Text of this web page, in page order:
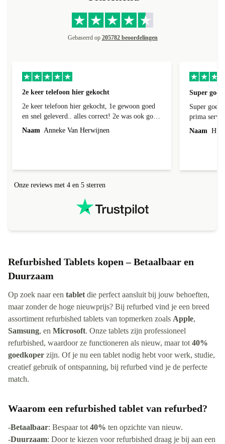
Gebaseerd op 205782 beoordelingen
2e keer telefoon hier gekocht
2e keer telefoon hier gekocht, 1e gewoon goed
en snel geleverd.. alles correct! 2e was ook goed
geleverd en alles erbij, 1e week bij foto's liep er
een streep doorheen! Kon ik terug sturen nadat
Naam Anneke Van Herwijnen
Super
Super
prima
Naam Hub
Onze reviews met 4 en 5 sterren
Refurbished Tablets kopen – Betaalbaar en
Duurzaam
Op zoek naar een tablet die perfect aansluit bij jouw behoeften,
maar zonder de hoge nieuwprijs? Bij refurbed vind je een breed
assortiment refurbished tablets van topmerken zoals Apple,
Samsung, en Microsoft. Onze tablets zijn professioneel
refurbished, waardoor ze functioneren als nieuw, maar tot 40%
goedkoper zijn. Of je nu een tablet nodig hebt voor werk, studie,
creatief gebruik of ontspanning, bij refurbed vind je de perfecte
match.
Waarom een refurbished tablet van refurbed?
-Betaalbaar: Bespaar tot 40% ten opzichte van nieuw.
-Duurzaam: Door te kiezen voor refurbished draag je bij aan een